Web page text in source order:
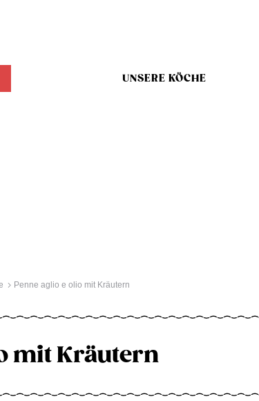
UNSERE KÖCHE
Penne aglio e olio mit Kräutern
mit Kräutern